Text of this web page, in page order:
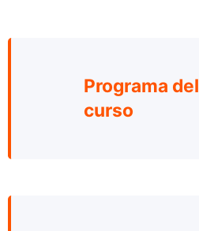
Programa del
curso